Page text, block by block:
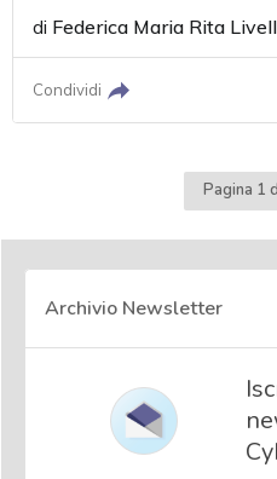
di Federica Maria Rita
Condividi
Pagina 1
Archivio Newsletter